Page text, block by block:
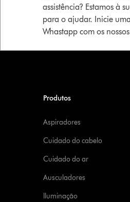
assistência? Estamos à
para o ajudar. Inicie
Whastapp com os
Produtos
Aspiradores
Cuidado do cabelo
Cuidado do ar
Ausculadores
Iluminação